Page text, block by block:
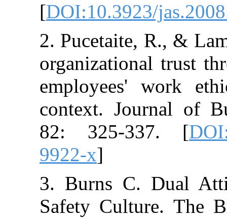
[DOI:10.3923/
2. Pucetaite,
organizational
employees'
context.
82: 325-
9922-x
3. Burns C.
Safety